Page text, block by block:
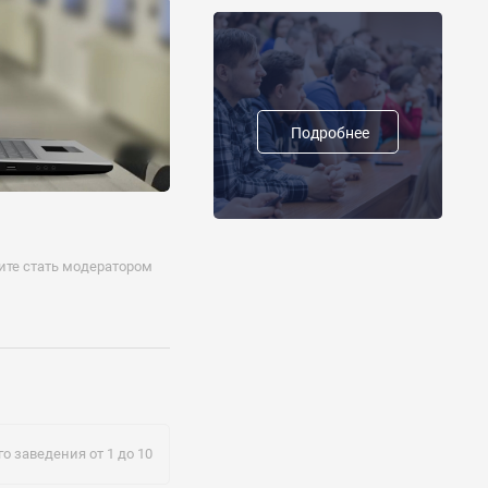
окончании
стать модератором
заведения от 1 до 10
Подробнее